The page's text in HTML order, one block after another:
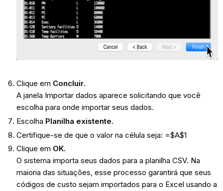
Clique em Concluir.
A janela Importar dados aparece solicitando que você
escolha para onde importar seus dados.
Escolha Planilha existente.
Certifique-se de que o valor na célula seja: =$A$1
Clique em OK.
O sistema importa seus dados para a planilha CSV. Na
maioria das situações, esse processo garantirá que seus
códigos de custo sejam importados para o Excel usando a